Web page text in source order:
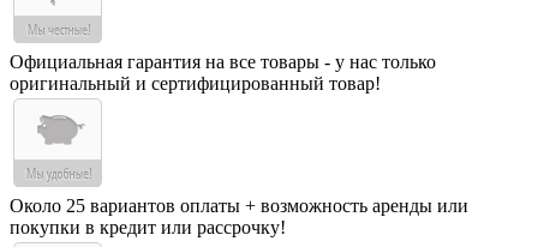
Официальная гарантия на все товары - у нас только
оригинальный и сертифицированный товар!
Около 25 вариантов оплаты + возможность аренды или
покупки в кредит или рассрочку!